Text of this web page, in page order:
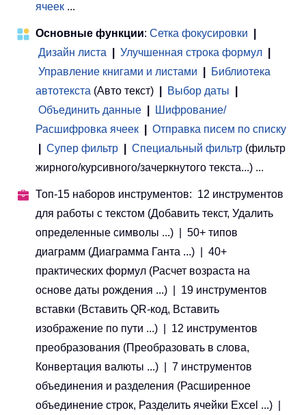
ячеек ...
Основные функции: Сетка фокусировки
Дизайн листа
Улучшенная строка формул
Управление книгами и листами
Библиотека
автотекста (Авто текст) Выбор даты
Объединить данные
Шифрование/
Расшифровка ячеек
Отправка писем по списку
Супер фильтр Специальный фильтр (фильтр
жирного/курсивного/зачеркнутого текста...) ...
Топ-15 наборов инструментов: 12 инструментов
для работы с текстом (Добавить текст, Удалить
определенные символы ...) | 50+ типов
диаграмм (Диаграмма Ганта ...) | 40+
практических формул (Расчет возраста на
основе даты рождения ...) | 19 инструментов
вставки (Вставить QR-код, Вставить
изображение по пути ...) | 12 инструментов
преобразования (Преобразовать в слова,
Конвертация валюты ...) | 7 инструментов
объединения и разделения (Расширенное
объединение строк, Разделить ячейки Excel ...) |